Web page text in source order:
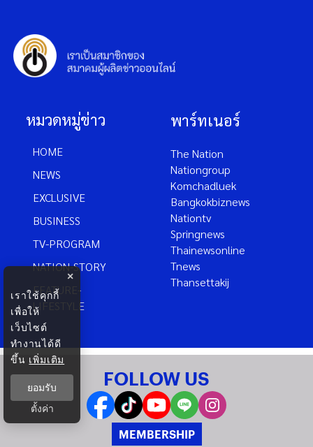
หมวดหมู่ข่าว
HOME
NEWS
EXCLUSIVE
BUSINESS
TV-PROGRAM
NATION-STORY
FEATURE-
LIFESTYLE
พาร์ทเนอร์
The Nation
Nationgroup
Komchadluek
Bangkokbiznews
Nationtv
Springnews
Thainewsonline
Tnews
Thansettakij
FOLLOW US
MEMBERSHIP
×
เราใช้คุกกี้
เพื่อให้
เว็บไซต์
ทำงานได้ดี
ขึ้น เพิ่มเติม
ยอมรับ
ตั้งค่า